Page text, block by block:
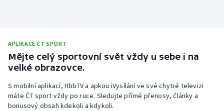
APLIKACE ČT SPORT
Mějte celý sportovní svět vždy u sebe i na
velké obrazovce.
S mobilní aplikací, HbbTV a apkou iVysílání ve své chytré televizi
máte ČT sport vždy po ruce. Sledujte přímé přenosy, články a
bonusový obsah kdekoli a kdykoli.